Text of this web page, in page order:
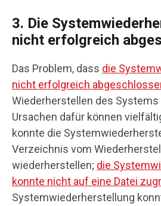
3. Die
nicht erfolgreich
Das Problem, dass die
nicht erfolgreich
Wiederherstellen des Systems
Ursachen dafür können
konnte die
Verzeichnis vom
wiederherstellen; die
konnte nicht auf eine Datei
Systemwiederherstellung